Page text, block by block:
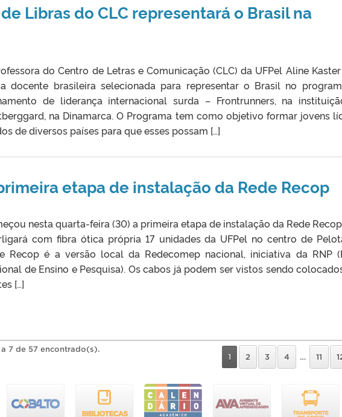
Libras do CLC representará o Brasil na
do Centro de Letras e Comunicação (CLC) da UFPel Aline
docente brasileira selecionada para representar o Brasil no
de liderança internacional surda – Frontrunners, na
na Dinamarca. O Programa tem como objetivo formar jovens
de diversos países para que esses possam […]
etapa de instalação da Rede Recop
nesta quarta-feira (30) a primeira etapa de instalação da Rede
com fibra ótica própria 17 unidades da UFPel no centro de
Recop é a versão local da Redecomep nacional, iniciativa da RNP
de Ensino e Pesquisa). Os cabos já podem ser vistos sendo
[…]
7 de 57 encontrado(s).
1
2 3 4 … 11